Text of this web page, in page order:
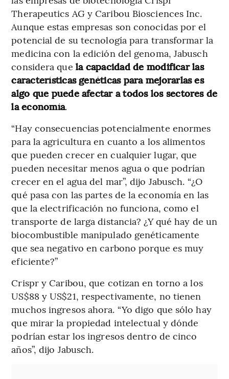
Therapeutics AG y Caribou Biosciences Inc.
Aunque estas empresas son conocidas por el
potencial de su tecnología para transformar la
medicina con la edición del genoma, Jabusch
considera que la capacidad de modificar las
características genéticas para mejorarlas es
algo que puede afectar a todos los sectores de
la economía.
“Hay consecuencias potencialmente enormes
para la agricultura en cuanto a los alimentos
que pueden crecer en cualquier lugar, que
pueden necesitar menos agua o que podrían
crecer en el agua del mar”, dijo Jabusch. “¿O
qué pasa con las partes de la economía en las
que la electrificación no funciona, como el
transporte de larga distancia? ¿Y qué hay de un
biocombustible manipulado genéticamente
que sea negativo en carbono porque es muy
eficiente?”
Crispr y Caribou, que cotizan en torno a los
US$88 y US$21, respectivamente, no tienen
muchos ingresos ahora. “Yo digo que sólo hay
que mirar la propiedad intelectual y dónde
podrían estar los ingresos dentro de cinco
años”, dijo Jabusch.